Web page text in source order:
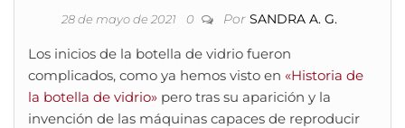
28 de mayo de 2021 0 Por SANDRA A. G.
Los inicios de la botella de vidrio fueron
complicados, como ya hemos visto en «Historia de
la botella de vidrio» pero tras su aparición y la
invención de las máquinas capaces de reproducir